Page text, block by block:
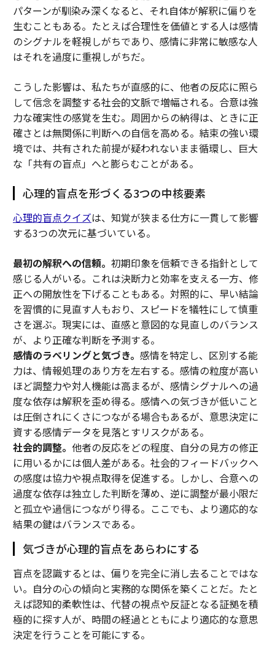
パターンが馴染み深くなると、それ自体が解釈に偏りを
生むこともある。たとえば合理性を価値とする人は感情
のシグナルを軽視しがちであり、感情に非常に敏感な人
はそれを過度に重視しがちだ。
こうした影響は、私たちが直感的に、他者の反応に照ら
して信念を調整する社会的文脈で増幅される。合意は強
力な確実性の感覚を生む。周囲からの納得は、ときに正
確さとは無関係に判断への自信を高める。結束の強い環
境では、共有された前提が疑われないまま循環し、巨大
な「共有の盲点」へと膨らむことがある。
心理的盲点を形づくる3つの中核要素
心理的盲点クイズは、知覚が狭まる仕方に一貫して影響
する3つの次元に基づいている。
最初の解釈への信頼。 初期印象を信頼できる指針として
感じる人がいる。これは決断力と効率を支える一方、修
正への開放性を下げることもある。対照的に、早い結論
を習慣的に見直す人もおり、スピードを犠牲にして慎重
さを選ぶ。現実には、直感と意図的な見直しのバランス
が、より正確な判断を予測する。
感情のラベリングと気づき。 感情を特定し、区別する能
力は、情報処理のあり方を左右する。感情の粒度が高い
ほど調整力や対人機能は高まるが、感情シグナルへの過
度な依存は解釈を歪め得る。感情への気づきが低いこと
は圧倒されにくさにつながる場合もあるが、意思決定に
資する感情データを見落とすリスクがある。
社会的調整。 他者の反応をどの程度、自分の見方の修正
に用いるかには個人差がある。社会的フィードバックへ
の感度は協力や視点取得を促進する。しかし、合意への
過度な依存は独立した判断を薄め、逆に調整が最小限だ
と孤立や過信につながり得る。ここでも、より適応的な
結果の鍵はバランスである。
気づきが心理的盲点をあらわにする
盲点を認識するとは、偏りを完全に消し去ることではな
い。自分の心の傾向と実務的な関係を築くことだ。たと
えば認知的柔軟性は、代替の視点や反証となる証拠を積
極的に探す人が、時間の経過とともにより適応的な意思
決定を行うことを可能にする。